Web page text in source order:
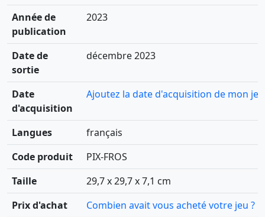
Année de
publication
2023
Date de
sortie
décembre 2023
Date
d'acquisition
Ajoutez la date d'acquisition de mon jeu
Langues
français
Code produit
PIX-FROS
Taille
29,7 x 29,7 x 7,1 cm
Prix d'achat
Combien avait vous acheté votre jeu ?